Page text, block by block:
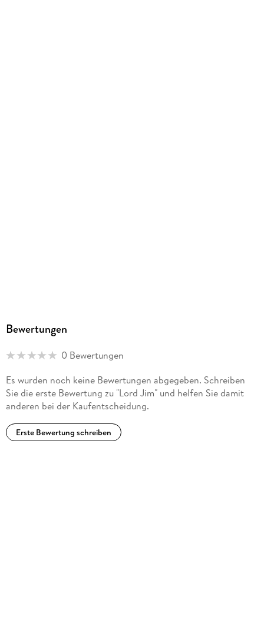
Bewertungen
0 Bewertungen
Es wurden noch keine Bewertungen abgegeben. Schreiben
Sie die erste Bewertung zu "Lord Jim" und helfen Sie damit
anderen bei der Kaufentscheidung.
Erste Bewertung schreiben